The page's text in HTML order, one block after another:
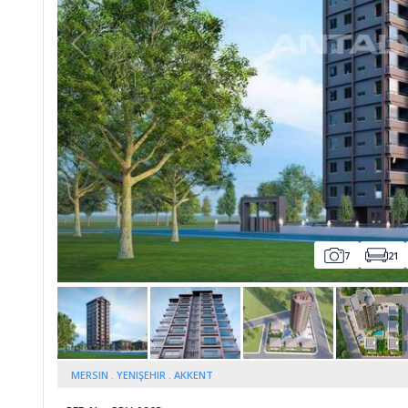
7 21
MERSIN YENIŞEHIR AKKENT
Whatsapp